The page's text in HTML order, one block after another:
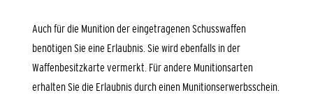
Auch für die Munition der eingetragenen Schusswaffen
benötigen Sie eine Erlaubnis. Sie wird ebenfalls in der
Waffenbesitzkarte vermerkt. Für andere Munitionsarten
erhalten Sie die Erlaubnis durch einen Munitionserwerbsschein.